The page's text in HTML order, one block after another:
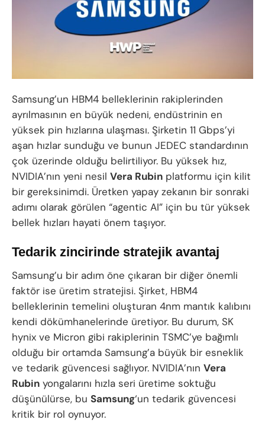
Samsung’un HBM4 belleklerinin rakiplerinden
ayrılmasının en büyük nedeni, endüstrinin en
yüksek pin hızlarına ulaşması. Şirketin 11 Gbps’yi
aşan hızlar sunduğu ve bunun JEDEC standardının
çok üzerinde olduğu belirtiliyor. Bu yüksek hız,
NVIDIA’nın yeni nesil Vera Rubin platformu için kilit
bir gereksinimdi. Üretken yapay zekanın bir sonraki
adımı olarak görülen “agentic AI” için bu tür yüksek
bellek hızları hayati önem taşıyor.
Tedarik zincirinde stratejik avantaj
Samsung’u bir adım öne çıkaran bir diğer önemli
faktör ise üretim stratejisi. Şirket, HBM4
belleklerinin temelini oluşturan 4nm mantık kalıbını
kendi dökümhanelerinde üretiyor. Bu durum, SK
hynix ve Micron gibi rakiplerinin TSMC’ye bağımlı
olduğu bir ortamda Samsung’a büyük bir esneklik
ve tedarik güvencesi sağlıyor. NVIDIA’nın Vera
Rubin yongalarını hızla seri üretime soktuğu
düşünülürse, bu Samsung‘un tedarik güvencesi
kritik bir rol oynuyor.